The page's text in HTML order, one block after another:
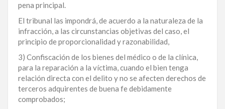
pena principal.
El tribunal las impondrá, de acuerdo a la naturaleza de la
infracción, a las circunstancias objetivas del caso, el
principio de proporcionalidad y razonabilidad,
3) Confiscación de los bienes del médico o de la clínica,
para la reparación a la víctima, cuando el bien tenga
relación directa con el delito y no se afecten derechos de
terceros adquirentes de buena fe debidamente
comprobados;